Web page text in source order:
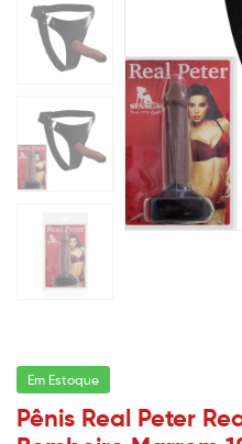
Em Estoque
Pênis Real Peter